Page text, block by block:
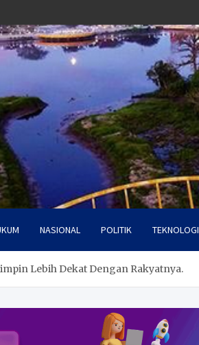
NASIONAL POLITIK TEKNOLOGI
Lebih Dekat Dengan Rakyatnya.